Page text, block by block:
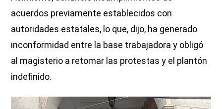
acuerdos previamente establecidos con
autoridades estatales, lo que, dijo, ha generado
inconformidad entre la base trabajadora y obligó
al magisterio a retomar las protestas y el plantón
indefinido.